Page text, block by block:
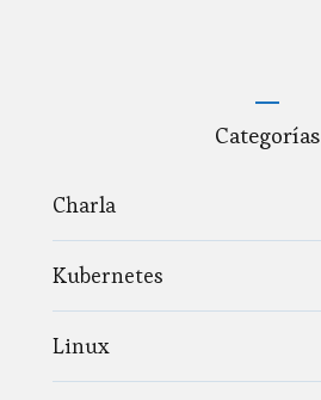
Categorías
Charla
Kubernetes
Linux